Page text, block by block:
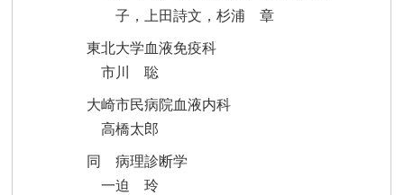
子，上田詩文，杉浦 章
東北大学血液免疫科
市川 聡
大崎市民病院血液内科
高橋太郎
同 病理診断学
一迫 玲